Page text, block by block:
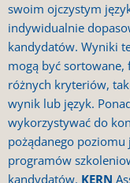
swoim ojczystym
indywidualnie
kandydatów. Wyniki
mogą być
różnych kryteriów,
wynik lub język.
wykorzystywać do
pożądanego poziomu
programów